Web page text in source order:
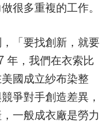
很多重複的工作。
「要找創新，就要
年，我們在衣索比
國成立紗布染整
爭對手創造差異，
一般成衣廠是勞力